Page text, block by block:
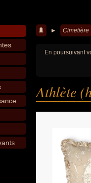
► Cimetière
En poursuivant
Athlète